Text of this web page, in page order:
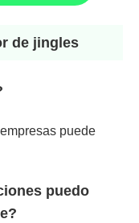
de jingles
puede
puedo